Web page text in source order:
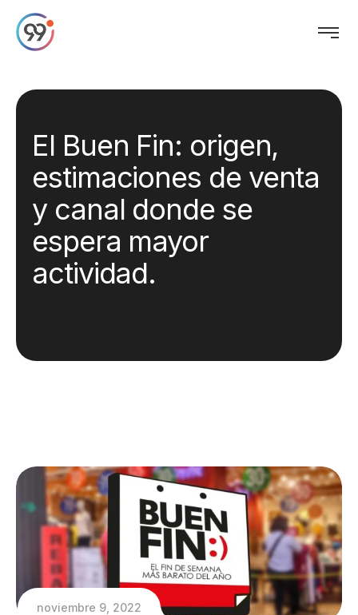
El Buen Fin: origen,
estimaciones de venta
y canal donde se
espera mayor
actividad.
noviembre 9, 2022